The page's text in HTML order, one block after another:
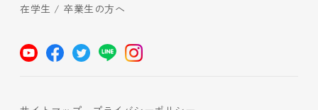
在学生 / 卒業生の方へ